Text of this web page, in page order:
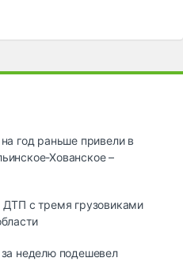
год раньше привели в
Хованское –
ДТП с тремя грузовиками
неделю подешевел